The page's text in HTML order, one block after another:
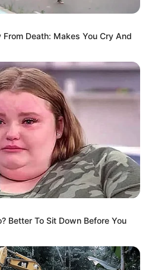
Death: Makes You Cry And
Better To Sit Down Before You